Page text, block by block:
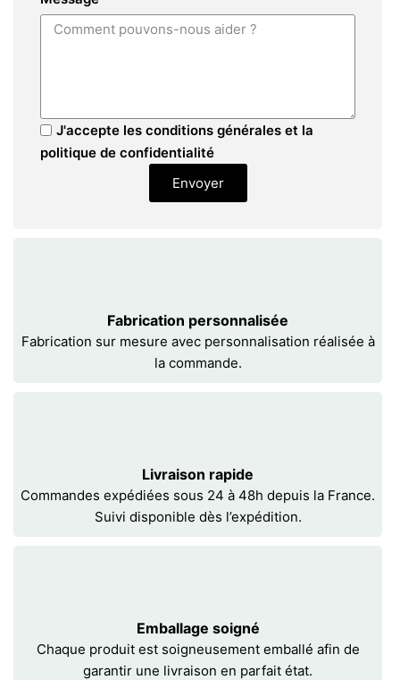
J'accepte les conditions générales et la
politique de confidentialité
Envoyer
Fabrication personnalisée
Fabrication sur mesure avec personnalisation réalisée à
la commande.
Livraison rapide
Commandes expédiées sous 24 à 48h depuis la France.
Suivi disponible dès l’expédition.
Emballage soigné
Chaque produit est soigneusement emballé afin de
garantir une livraison en parfait état.